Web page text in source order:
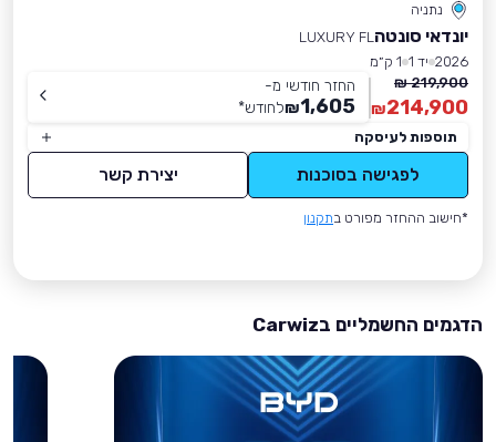
נתניה
יונדאי סונטה LUXURY FL
2026 יד 1
1 ק״מ
219,900 ₪
214,900
₪
החזר חודשי מ-
1,605
₪לחודש*
תוספות לעיסקה
לפגישה בסוכנות יצירת קשר
*חישוב ההחזר מפורט בתקנון
הדגמים החשמליים בCarwiz